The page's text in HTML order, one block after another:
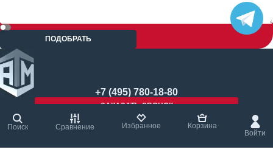
Поиск Сравнение Избранное
Корзина
Войти
ПОДОБРАТЬ
+7 (495) 780-18-80
ЗАКАЗАТЬ ЗВОНОК
Карта сайтаПолитика конфиденциальности